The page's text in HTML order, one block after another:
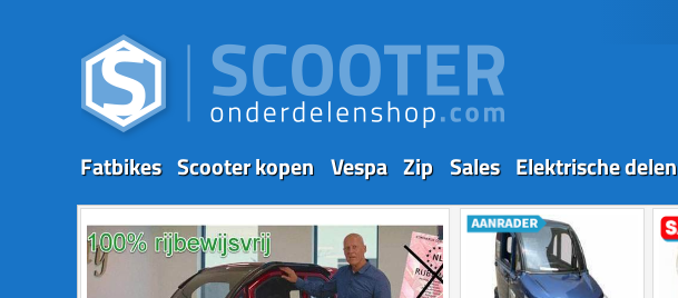
Fatbikes Scooter kopen Vespa Zip Sales Elektrische delen